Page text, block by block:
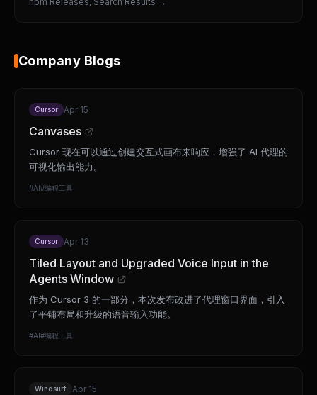
Company Blogs
Cursor Apr 15
Canvases
Cursor 现在可以通过创建交互式画布来响应，增强了 AI 代理的
可视化输出能力。
#AI#编程工具
Cursor Apr 13
Tiled Layout and Upgraded Voice Input in the
Agents Window
作为 Cursor 3 的一部分，本次发布改进了代理窗口界面，引入
了平铺布局和升级的语音输入功能。
#AI#编程工具
Windsurf Apr 15